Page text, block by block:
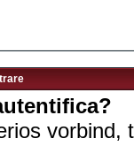
vorbind,